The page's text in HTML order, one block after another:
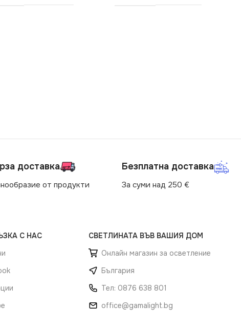
доставка
от продукти
Безплатна доставка
За суми над 250 €
С НАС
СВЕТЛИНАТА ВЪВ ВАШИЯ ДОМ
Онлайн магазин за осветление
България
Тел: 0876 638 801
office@gamalight.bg